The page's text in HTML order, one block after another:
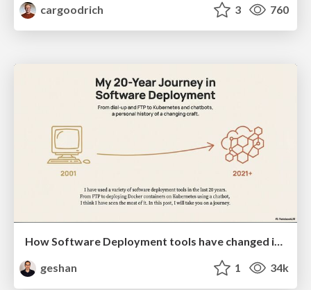
cargoodrich
3 760
How Software Deployment tools have changed in the past 20 years
geshan
1 34k